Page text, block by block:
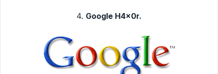
4. Google H4x0r.